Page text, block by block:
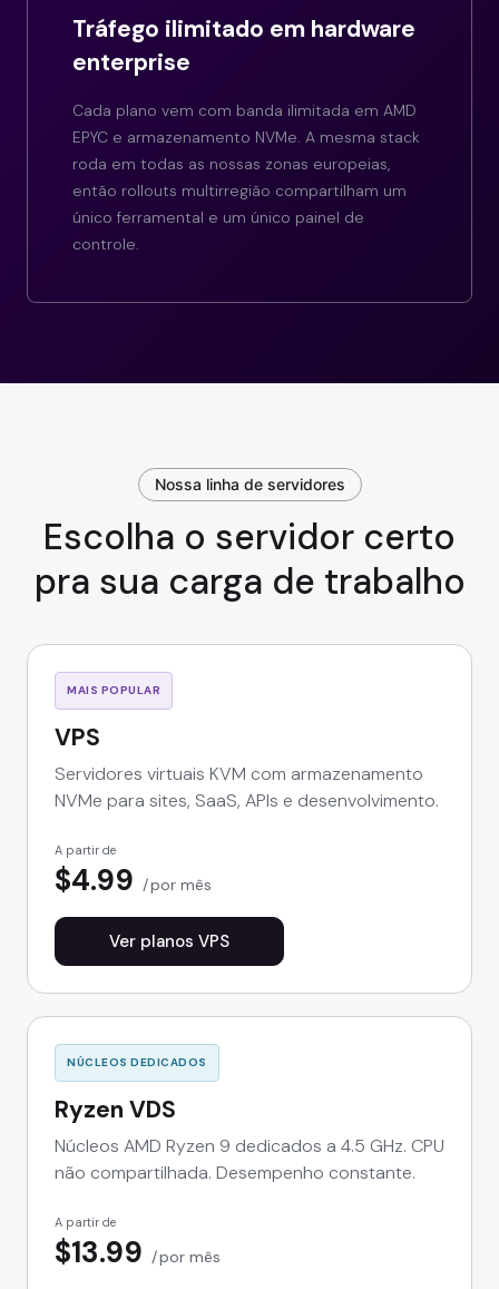
Tráfego ilimitado em hardware
enterprise
Cada plano vem com banda ilimitada em AMD
EPYC e armazenamento NVMe. A mesma stack
roda em todas as nossas zonas europeias,
então rollouts multirregião compartilham um
único ferramental e um único painel de
controle.
Nossa linha de servidores
Escolha o servidor certo
pra sua carga de trabalho
MAIS POPULAR
VPS
Servidores virtuais KVM com armazenamento
NVMe para sites, SaaS, APIs e desenvolvimento.
A partir de
$4.99 por mês
Ver planos VPS
NÚCLEOS DEDICADOS
Ryzen VDS
Núcleos AMD Ryzen 9 dedicados a 4.5 GHz. CPU
não compartilhada. Desempenho constante.
A partir de
$13.99 por mês